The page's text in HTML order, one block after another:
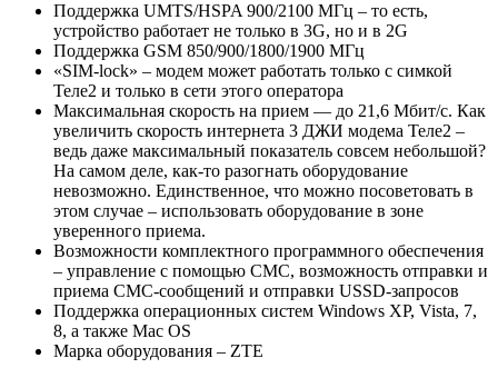
Поддержка UMTS/HSPA 900/2100 МГц – то есть,
устройство работает не только в 3G, но и в 2G
Поддержка GSM 850/900/1800/1900 МГц
«SIM-lock» – модем может работать только с симкой
Теле2 и только в сети этого оператора
Максимальная скорость на прием — до 21,6 Мбит/с. Как
увеличить скорость интернета 3 ДЖИ модема Теле2 –
ведь даже максимальный показатель совсем небольшой?
На самом деле, как-то разогнать оборудование
невозможно. Единственное, что можно посоветовать в
этом случае – использовать оборудование в зоне
уверенного приема.
Возможности комплектного программного обеспечения
– управление с помощью СМС, возможность отправки и
приема СМС-сообщений и отправки USSD-запросов
Поддержка операционных систем Windows XP, Vista, 7,
8, а также Mac OS
Марка оборудования – ZTE